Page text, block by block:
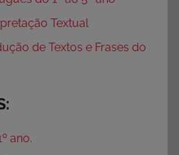
Textual
de Textos e Frases do
ano.